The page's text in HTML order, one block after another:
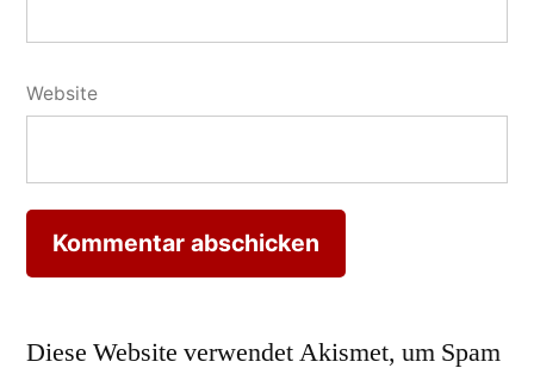
Website
Diese Website verwendet Akismet, um Spam